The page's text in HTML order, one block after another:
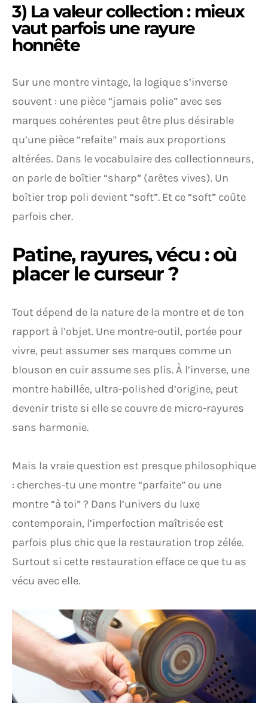
3) La valeur collection : mieux
vaut parfois une rayure
honnête
Sur une montre vintage, la logique s’inverse
souvent : une pièce “jamais polie” avec ses
marques cohérentes peut être plus désirable
qu’une pièce “refaite” mais aux proportions
altérées. Dans le vocabulaire des collectionneurs,
on parle de boîtier “sharp” (arêtes vives). Un
boîtier trop poli devient “soft”. Et ce “soft” coûte
parfois cher.
Patine, rayures, vécu : où
placer le curseur ?
Tout dépend de la nature de la montre et de ton
rapport à l’objet. Une montre-outil, portée pour
vivre, peut assumer ses marques comme un
blouson en cuir assume ses plis. À l’inverse, une
montre habillée, ultra-polished d’origine, peut
devenir triste si elle se couvre de micro-rayures
sans harmonie.
Mais la vraie question est presque philosophique
: cherches-tu une montre “parfaite” ou une
montre “à toi” ? Dans l’univers du luxe
contemporain, l’imperfection maîtrisée est
parfois plus chic que la restauration trop zélée.
Surtout si cette restauration efface ce que tu as
vécu avec elle.